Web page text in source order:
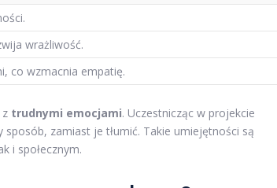
wrażliwość.
co wzmacnia empatię.
trudnymi emocjami. Uczestnicząc w projekcie
zamiast je tłumić. Takie umiejętności są
i społecznym.